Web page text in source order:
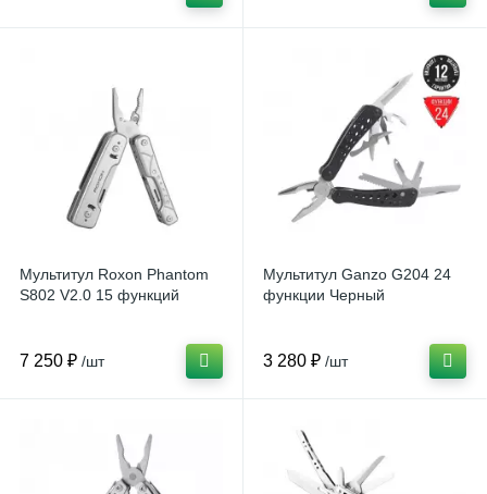
Мультитул Roxon Phantom
S802 V2.0 15 функций
7 250 ₽ /шт
Мультитул Ganzo G204 24
функции Черный
3 280 ₽ /шт